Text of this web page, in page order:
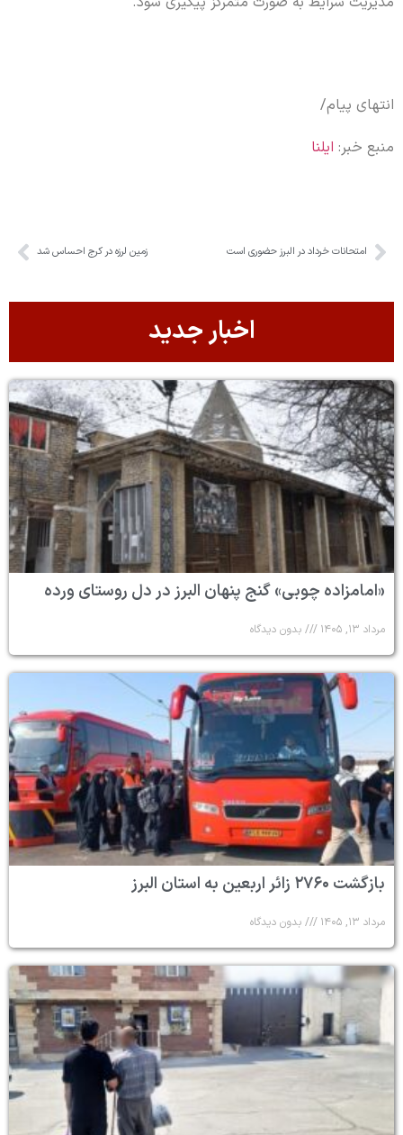
انتهای پیام/
منبع خبر: ایلنا
امتحانات خرداد در البرز حضوری است زمین لرزه در کرج احساس شد
اخبار جدید
«امامزاده چوبی» گنج پنهان البرز در دل روستای ورده
مرداد ۱۳, ۱۴۰۵ بدون دیدگاه
بازگشت ۲۷۶۰ زائر اربعین به استان البرز
مرداد ۱۳, ۱۴۰۵ بدون دیدگاه